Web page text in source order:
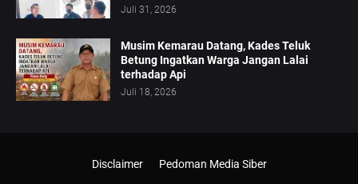
Juli 31, 2026
Musim Kemarau Datang, Kades Teluk
Betung Ingatkan Warga Jangan Lalai
terhadap Api
Juli 18, 2026
Disclaimer Pedoman Media Siber